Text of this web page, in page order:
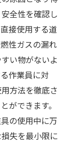
選び方
礎知識
のための保
重要性
選びのポイ
重要性
リスク
全性を確認し
接使用する道
性ガスの漏れ
い物がないよ
作業員に対
方法を徹底さ
ができます。
の使用中に万
失を最小限に